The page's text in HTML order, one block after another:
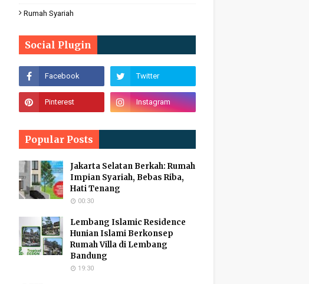
Rumah Syariah
Social Plugin
Popular Posts
Jakarta Selatan Berkah: Rumah
Impian Syariah, Bebas Riba,
Hati Tenang
00:30
Lembang Islamic Residence
Hunian Islami Berkonsep
Rumah Villa di Lembang
Bandung
19:30